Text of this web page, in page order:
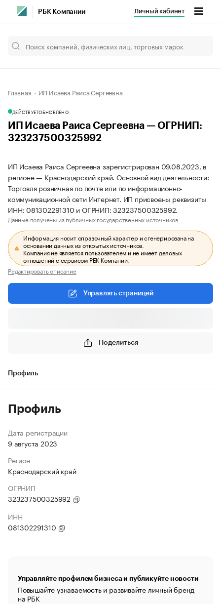
РБК Компании Личный кабинет
Главная ИП Исаева Раиса Сергеевна
ДЕЙСТВУЕТОБНОВЛЕНО
ИП Исаева Раиса Сергеевна — ОГРНИП:
323237500325992
ИП Исаева Раиса Сергеевна зарегистрирован 09.08.2023, в
регионе — Краснодарский край. Основной вид деятельности:
Торговля розничная по почте или по информационно-
коммуникационной сети Интернет. ИП присвоены реквизиты
ИНН: 081302291310 и ОГРНИП: 323237500325992.
Данные получены из публичных государственных источников.
Информация носит справочный характер и сгенерирована на
основании данных из открытых источников.
Компания не является пользователем и не имеет деловых
отношений с сервисом РБК Компании.
Редактировать описание
Управлять страницей
Поделиться
Профиль
Профиль
Дата регистрации
9 августа 2023
Регион
Краснодарский край
ОГРНИП
323237500325992
ИНН
081302291310
Управляйте профилем бизнеса и публикуйте новости
Повышайте узнаваемость и развивайте личный бренд
на РБК